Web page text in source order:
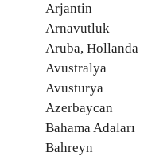
Arjantin
Arnavutluk
Aruba, Hollanda
Avustralya
Avusturya
Azerbaycan
Bahama Adaları
Bahreyn